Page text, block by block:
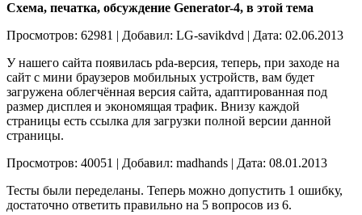
Схема, печатка, обсуждение Generator-4, в этой тема
Просмотров: 62981 | Добавил: LG-savikdvd | Дата: 02.06.2013
У нашего сайта появилась pda-версия, теперь, при заходе на
сайт с мини браузеров мобильных устройств, вам будет
загружена облегчённая версия сайта, адаптированная под
размер дисплея и экономящая трафик. Внизу каждой
страницы есть ссылка для загрузки полной версии данной
страницы.
Просмотров: 40051 | Добавил: madhands | Дата: 08.01.2013
Тесты были переделаны. Теперь можно допустить 1 ошибку,
достаточно ответить правильно на 5 вопросов из 6.